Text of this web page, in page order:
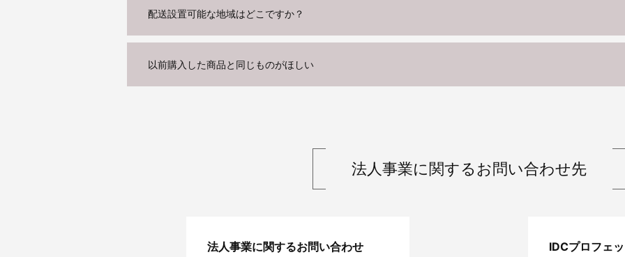
配送設置可能な地域はどこですか？
以前購入した商品と同じものがほしい
法人事業に関する お問い合わせ先
法人事業に関するお問い合わせ
IDCプロフェ